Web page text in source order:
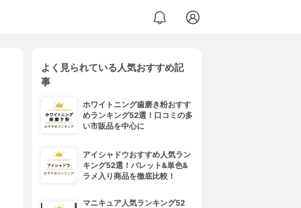
よく見られている人気おすすめ記
事
ホワイトニング歯磨き粉おすす
めランキング52選！口コミの多
い市販品を中心に
アイシャドウおすすめ人気ラン
キング52選！パレット&単色&
ラメ入り商品を徹底比較！
マニキュア人気ランキング52